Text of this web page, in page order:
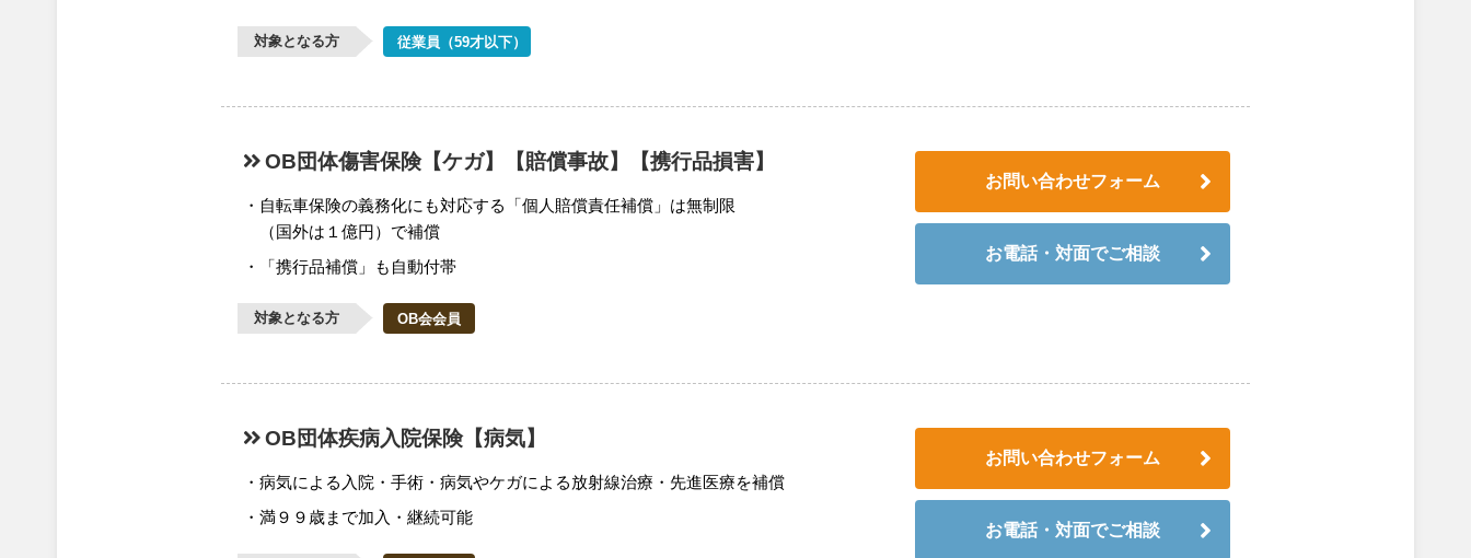
対象となる方 従業員（59才以下）
OB団体傷害保険【ケガ】【賠償事故】【携行品損害】
自転車保険の義務化にも対応する「個人賠償責任補償」は無制限
（国外は１億円）で補償
「携行品補償」も自動付帯
対象となる方 OB会会員
お問い合わせフォーム
お電話・対面でご相談
OB団体疾病入院保険【病気】
病気による入院・手術・病気やケガによる放射線治療・先進医療を補償
満９９歳まで加入・継続可能
お問い合わせフォーム
お電話・対面でご相談